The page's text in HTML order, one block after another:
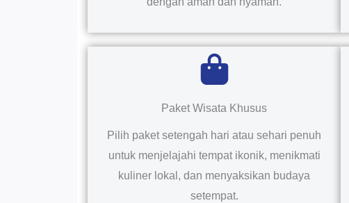
Paket Wisata Khusus
Pilih paket setengah hari atau sehari penuh
untuk menjelajahi tempat ikonik, menikmati
kuliner lokal, dan menyaksikan budaya
setempat.